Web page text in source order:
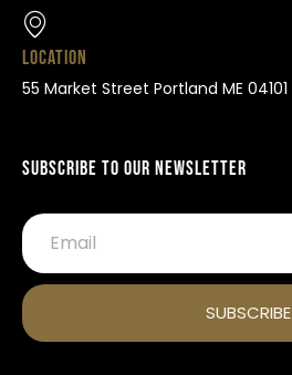
Location
55 Market Street Portland ME 04101
Subscribe To Our Newsletter
SUBSCRIBE